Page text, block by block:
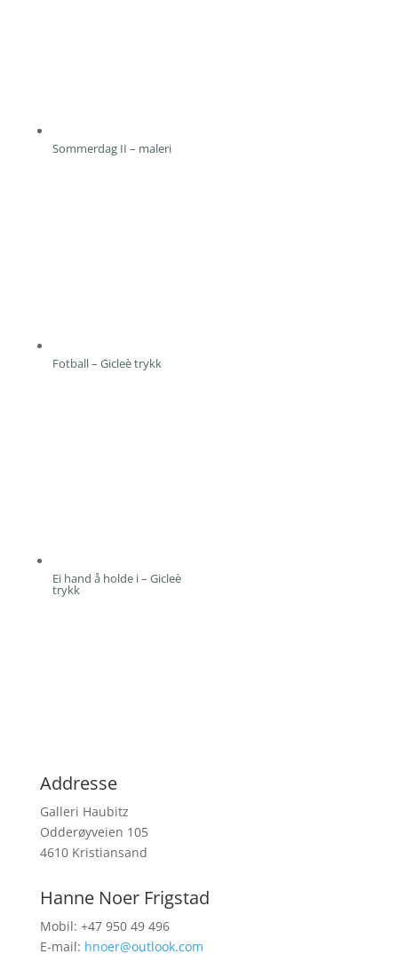
Sommerdag II – maleri
Fotball – Gicleè trykk
Ei hand å holde i – Gicleè
trykk
Addresse
Galleri Haubitz
Odderøyveien 105
4610 Kristiansand
Hanne Noer Frigstad
Mobil: +47 950 49 496
E-mail: hnoer@outlook.com